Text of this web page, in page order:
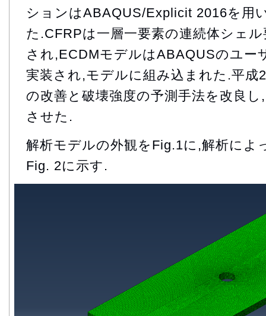
ションはABAQUS/Explicit 2016を用
た.CFRPは一層一要素の連続体シェ
され,ECDMモデルはABAQUSのユー
実装され,モデルに組み込まれた.平成
の改善と破壊強度の予測手法を改良
させた.
解析モデルの外観をFig.1に,解析によ
Fig. 2に示す.